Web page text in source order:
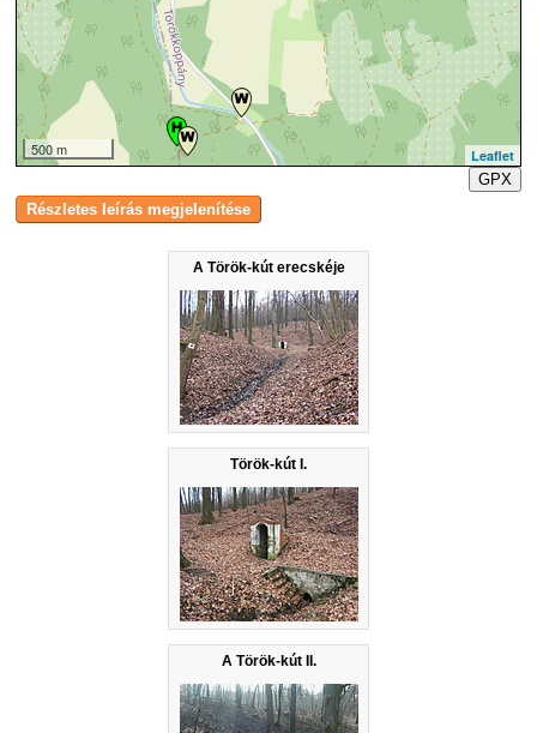
A Török-kút erecskéje
Török-kút I.
A Török-kút II.
500 m
Leaflet
GPX